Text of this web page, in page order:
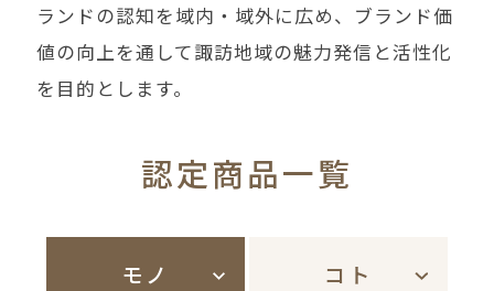
ランドの認知を域内・域外に広め、ブランド価
値の向上を通して諏訪地域の魅力発信と活性化
を目的とします。
認定商品一覧
モノ コト